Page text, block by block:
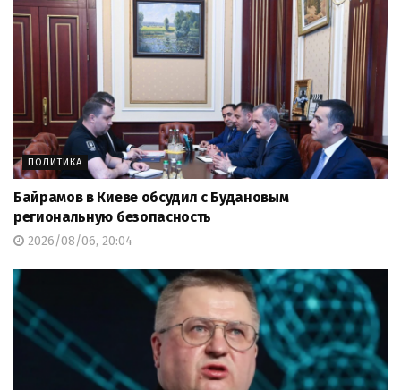
ПОЛИТИКА
Байрамов в Киеве обсудил с Будановым
региональную безопасность
2026/08/06, 20:04